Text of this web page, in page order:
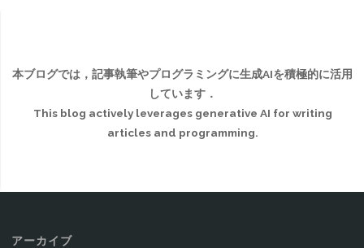
本ブログでは，記事執筆やプログラミングに生成AIを積極的に活用
しています．
This blog actively leverages generative AI for writing
articles and programming.
アーカイブ